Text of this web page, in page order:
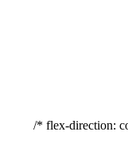
flex-direction: